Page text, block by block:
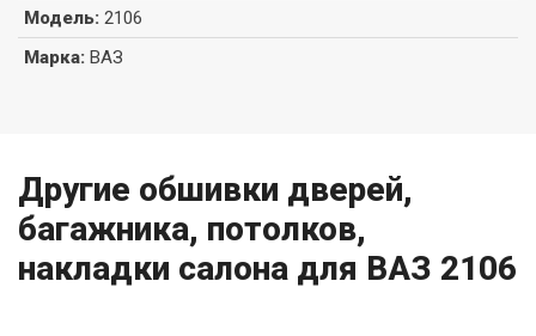
Модель: 2106
Марка: ВАЗ
Другие обшивки дверей,
багажника, потолков,
накладки салона для ВАЗ 2106